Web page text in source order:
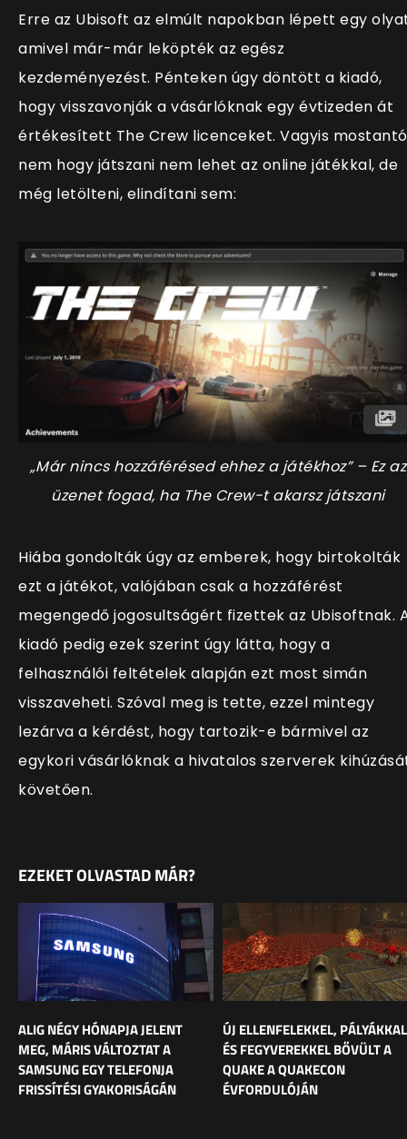
Erre az Ubisoft az elmúlt napokban lépett egy
amivel már-már leköpték az egész
kezdeményezést. Pénteken úgy döntött a kiadó,
hogy visszavonják a vásárlóknak egy évtizeden át
értékesített The Crew licenceket. Vagyis
nem hogy játszani nem lehet az online játékkal, de
még letölteni, elindítani sem:
„Már nincs hozzáférésed ehhez a játékhoz” – Ez az
üzenet fogad, ha The Crew-t akarsz játszani
Hiába gondolták úgy az emberek, hogy birtokolták
ezt a játékot, valójában csak a hozzáférést
megengedő jogosultságért fizettek az Ubisoftnak.
kiadó pedig ezek szerint úgy látta, hogy a
felhasználói feltételek alapján ezt most simán
visszaveheti. Szóval meg is tette, ezzel mintegy
lezárva a kérdést, hogy tartozik-e bármivel az
egykori vásárlóknak a hivatalos szerverek
követően.
EZEKET OLVASTAD MÁR?
ALIG NÉGY HÓNAPJA JELENT
MEG, MÁRIS VÁLTOZTAT A
SAMSUNG EGY TELEFONJA
FRISSÍTÉSI GYAKORISÁGÁN
ÚJ ELLENFELEKKEL, PÁLYÁKKAL
ÉS FEGYVEREKKEL BŐVÜLT A
QUAKE A QUAKECON
ÉVFORDULÓJÁN